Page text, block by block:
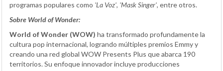
programas populares como 'La Voz', 'Mask Singer', entre otros.
Sobre World of Wonder:
World of Wonder (WOW) ha transformado profundamente la
cultura pop internacional, logrando múltiples premios Emmy y
creando una red global WOW Presents Plus que abarca 190
territorios. Su enfoque innovador incluye producciones